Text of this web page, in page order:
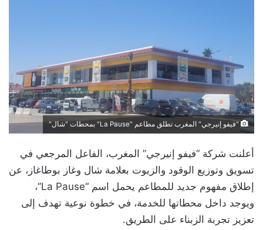
"فيفو إنيرجي" المغرب تطلق مطاعم "La Pause" بمحطات "شال"
أعلنت شركة “فيفو إنيرجي” المغرب، الفاعل المرجعي في
تسويق وتوزيع الوقود والزيوت بعلامة شال وغاز بوطاغاز، عن
إطلاق مفهوم جديد للمطاعم يحمل اسم “La Pause”،
ويوجد داخل محطاتها للخدمة، في خطوة نوعية تهدف إلى
تعزيز تجربة الزبناء على الطريق.